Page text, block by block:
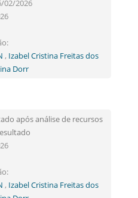
02/2026
, Izabel Cristina Freitas dos
Dorr
após análise de recursos
, Izabel Cristina Freitas dos